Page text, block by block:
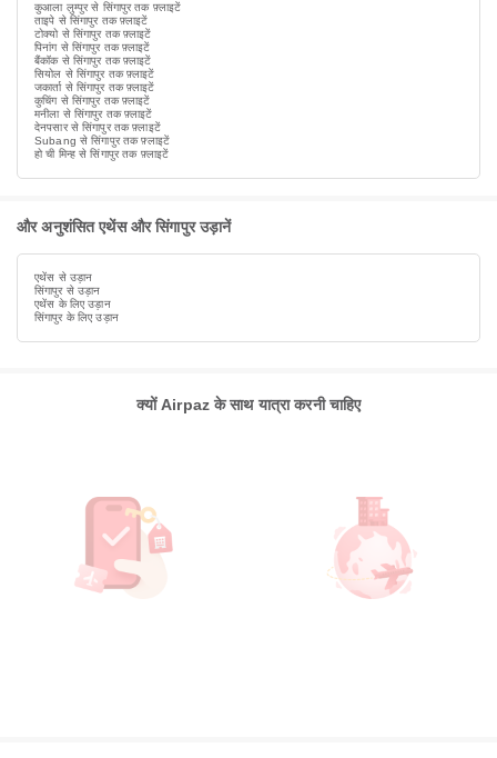
कुआला लुम्पुर से सिंगापुर तक फ़्लाइटें
ताइपे से सिंगापुर तक फ़्लाइटें
टोक्यो से सिंगापुर तक फ़्लाइटें
पिनांग से सिंगापुर तक फ़्लाइटें
बैंकॉक से सिंगापुर तक फ़्लाइटें
सियोल से सिंगापुर तक फ़्लाइटें
जकार्ता से सिंगापुर तक फ़्लाइटें
कुचिंग से सिंगापुर तक फ़्लाइटें
मनीला से सिंगापुर तक फ़्लाइटें
देनपसार से सिंगापुर तक फ़्लाइटें
Subang से सिंगापुर तक फ़्लाइटें
हो ची मिन्ह से सिंगापुर तक फ़्लाइटें
और अनुशंसित एथेंस और सिंगापुर उड़ानें
एथेंस से उड़ान
सिंगापुर से उड़ान
एथेंस के लिए उड़ान
सिंगापुर के लिए उड़ान
क्यों Airpaz के साथ यात्रा करनी चाहिए